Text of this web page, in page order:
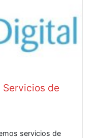
de
servicios de